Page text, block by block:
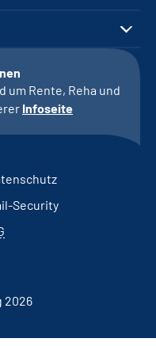
um Rente, Reha und
Infoseite
Security
2026